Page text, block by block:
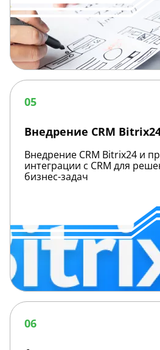
Внедрение
CRM
Bitrix24
05
Внедрение CRM
Внедрение CRM Bitrix24 и
интеграции с CRM для
бизнес-задач
Аналитика
06